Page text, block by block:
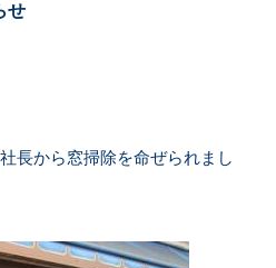
せ
長から窓掃除を命ぜられまし